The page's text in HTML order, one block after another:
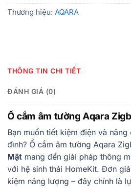
Thương hiệu: AQARA
THÔNG TIN CHI TIẾT
ĐÁNH GIÁ (0)
Ổ cắm âm tường Aqara
Bạn muốn tiết kiệm điện và
đình? Ổ cắm âm tường Aqara
Mật mang đến giải pháp thông
với hệ sinh thái HomeKit. Đơn
kiệm năng lượng – đây chính là